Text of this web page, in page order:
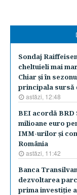
Sondaj
cheltuieli mai
Chiar şi în
principala sursă
astăzi, 12:48
BEI acordă BRD
milioane euro
IMM-urilor şi
România
astăzi, 11:42
Banca
dezvoltarea
prima investiţie